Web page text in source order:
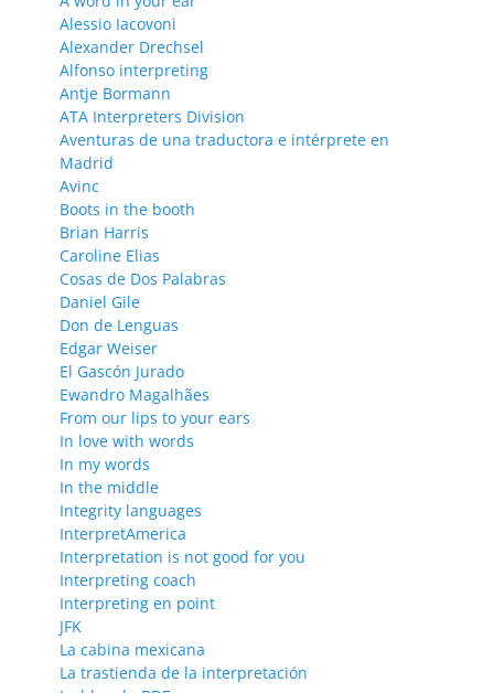
Alessio Iacovoni
Alexander Drechsel
Alfonso interpreting
Antje Bormann
ATA Interpreters Division
Aventuras de una traductora e intérprete en
Madrid
Avinc
Boots in the booth
Brian Harris
Caroline Elias
Cosas de Dos Palabras
Daniel Gile
Don de Lenguas
Edgar Weiser
El Gascón Jurado
Ewandro Magalhães
From our lips to your ears
In love with words
In my words
In the middle
Integrity languages
InterpretAmerica
Interpretation is not good for you
Interpreting coach
Interpreting en point
JFK
La cabina mexicana
La trastienda de la interpretación